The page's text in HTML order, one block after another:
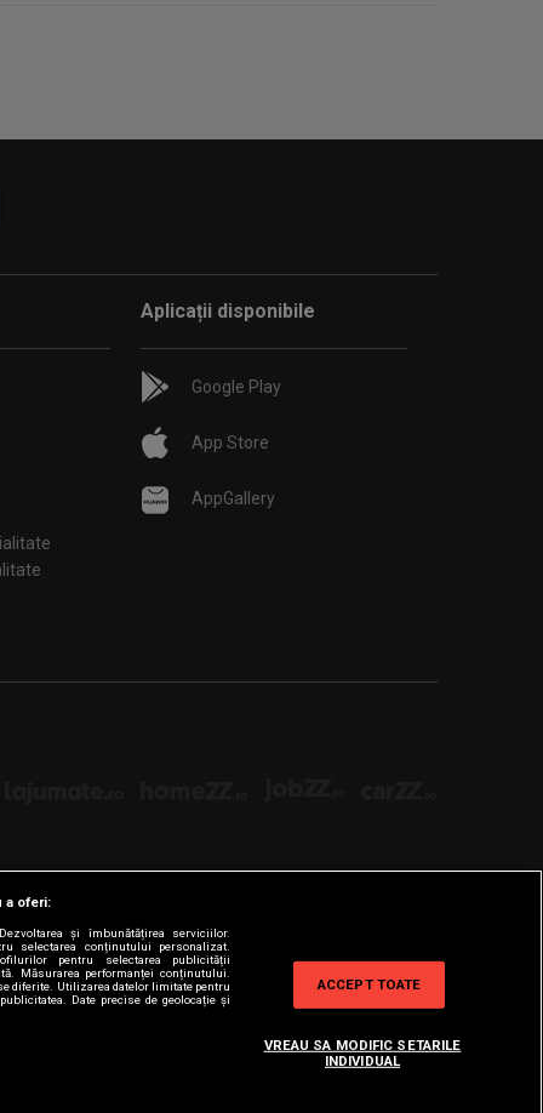
Aplicații disponibile
Google Play
App Store
AppGallery
a oferi:
și îmbunătățirea serviciilor.
selectarea conținutului personalizat.
pentru selectarea publicității
Măsurarea performanței conținutului.
diferite. Utilizarea datelor limitate pentru
Date precise de geolocație și
ACCEPT TOATE
VREAU SA MODIFIC SETARILE
INDIVIDUAL